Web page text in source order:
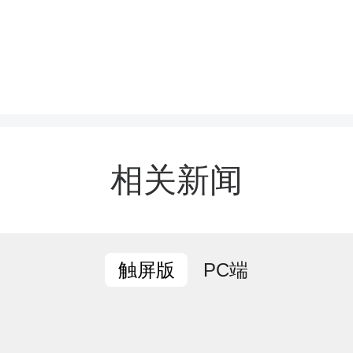
残疾评定规范，结合病
相关新闻
触屏版 PC端